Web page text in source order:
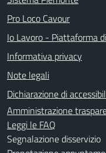
Pro Loco Cavour
Io Lavoro - Piattaforma
Informativa privacy
Note legali
Dichiarazione di
Amministrazione
Leggi le FAQ
Segnalazione disservizio